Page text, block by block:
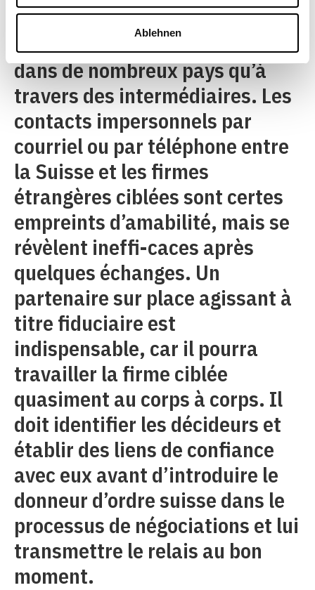
Ablehnen
Au contraire de la Suisse, on ne
peut faire de nouvelles affaires
dans de nombreux pays qu’à
travers des intermédiaires. Les
contacts impersonnels par
courriel ou par téléphone entre
la Suisse et les firmes
étrangères ciblées sont certes
empreints d’amabilité, mais se
révèlent ineffi-caces après
quelques échanges. Un
partenaire sur place agissant à
titre fiduciaire est
indispensable, car il pourra
travailler la firme ciblée
quasiment au corps à corps. Il
doit identifier les décideurs et
établir des liens de confiance
avec eux avant d’introduire le
donneur d’ordre suisse dans le
processus de négociations et lui
transmettre le relais au bon
moment.